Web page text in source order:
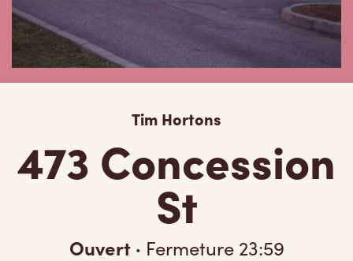
Tim Hortons
473 Concession
St
Ouvert · Fermeture 23:59